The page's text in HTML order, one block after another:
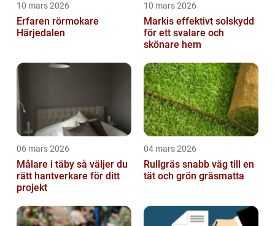
10 mars 2026
Erfaren rörmokare
Härjedalen
10 mars 2026
Markis effektivt solskydd
för ett svalare och
skönare hem
06 mars 2026
Målare i täby så väljer du
rätt hantverkare för ditt
projekt
04 mars 2026
Rullgräs snabb väg till en
tät och grön gräsmatta